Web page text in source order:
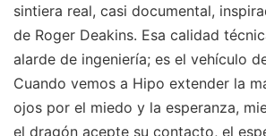
sintiera real, casi documental,
de Roger Deakins. Esa calidad
alarde de ingeniería; es el vehículo
Cuando vemos a Hipo extender la
ojos por el miedo y la esperanza,
el dragón acepte su contacto, el